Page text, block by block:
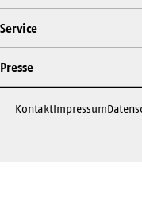
Service
Presse
KontaktImpressum